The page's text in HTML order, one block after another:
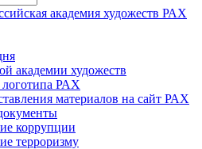
академия художеств РАХ
академии художеств
логотипа РАХ
материалов на сайт РАХ
коррупции
терроризму